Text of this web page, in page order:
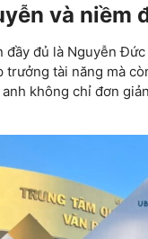
và niềm
đầy đủ là Nguyễn
trưởng tài năng mà
không chỉ đơn